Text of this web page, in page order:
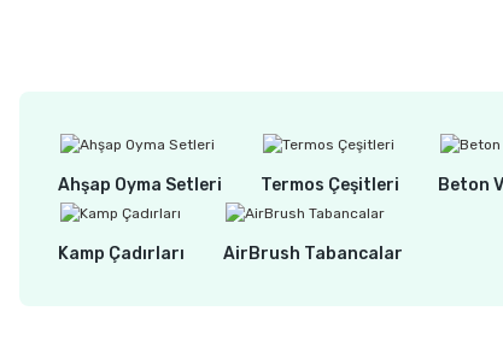
Ahşap Oyma Setleri Termos Çeşitleri Beton
Kamp Çadırları AirBrush Tabancalar